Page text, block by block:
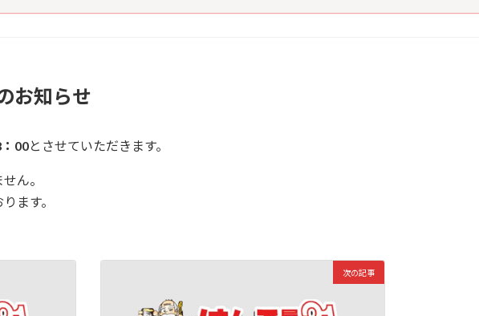
お知らせ
00とさせていただきます。
ん。
ます。
次の記事